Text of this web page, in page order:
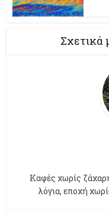
Σχετικά
Kαφές χωρίς
λόγια, εποχή